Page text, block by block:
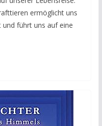
ermöglicht uns
und führt uns auf eine